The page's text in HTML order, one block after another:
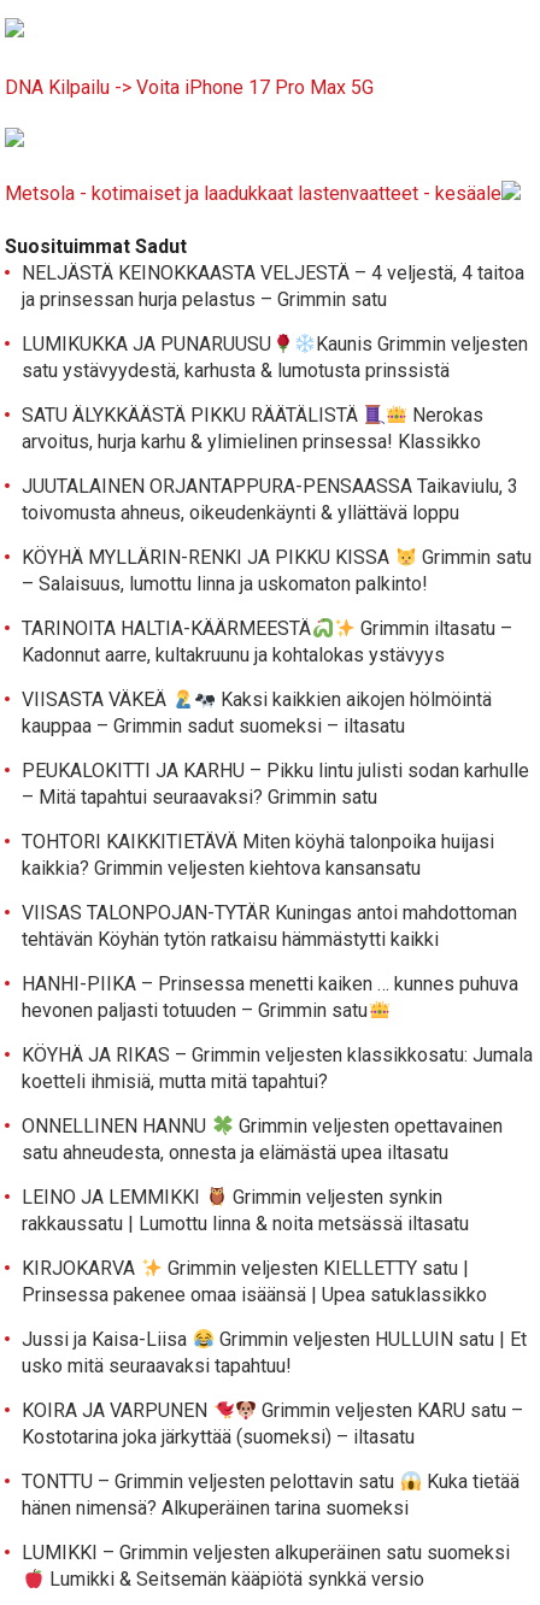
DNA Kilpailu -> Voita iPhone 17 Pro Max 5G
Metsola - kotimaiset ja laadukkaat lastenvaatteet - kesäale
Suosituimmat Sadut
NELJÄSTÄ KEINOKKAASTA VELJESTÄ – 4 veljestä, 4 taitoa
ja prinsessan hurja pelastus – Grimmin satu
LUMIKUKKA JA PUNARUUSU
Kaunis Grimmin veljesten
satu ystävyydestä, karhusta & lumotusta prinssistä
SATU ÄLYKKÄÄSTÄ PIKKU RÄÄTÄLISTÄ
Nerokas
arvoitus, hurja karhu & ylimielinen prinsessa! Klassikko
JUUTALAINEN ORJANTAPPURA-PENSAASSA Taikaviulu, 3
toivomusta ahneus, oikeudenkäynti & yllättävä loppu
KÖYHÄ MYLLÄRIN-RENKI JA PIKKU KISSA
Grimmin satu
– Salaisuus, lumottu linna ja uskomaton palkinto!
TARINOITA HALTIA-KÄÄRMEESTÄ
Grimmin iltasatu –
Kadonnut aarre, kultakruunu ja kohtalokas ystävyys
VIISASTA VÄKEÄ
Kaksi kaikkien aikojen hölmöintä
kauppaa – Grimmin sadut suomeksi – iltasatu
PEUKALOKITTI JA KARHU – Pikku lintu julisti sodan karhulle
– Mitä tapahtui seuraavaksi? Grimmin satu
TOHTORI KAIKKITIETÄVÄ Miten köyhä talonpoika huijasi
kaikkia? Grimmin veljesten kiehtova kansansatu
VIISAS TALONPOJAN-TYTÄR Kuningas antoi mahdottoman
tehtävän Köyhän tytön ratkaisu hämmästytti kaikki
HANHI-PIIKA – Prinsessa menetti kaiken … kunnes puhuva
hevonen paljasti totuuden – Grimmin satu
KÖYHÄ JA RIKAS – Grimmin veljesten klassikkosatu: Jumala
koetteli ihmisiä, mutta mitä tapahtui?
ONNELLINEN HANNU
Grimmin veljesten opettavainen
satu ahneudesta, onnesta ja elämästä upea iltasatu
LEINO JA LEMMIKKI
Grimmin veljesten synkin
rakkaussatu | Lumottu linna & noita metsässä iltasatu
KIRJOKARVA
Grimmin veljesten KIELLETTY satu |
Prinsessa pakenee omaa isäänsä | Upea satuklassikko
Jussi ja Kaisa-Liisa
Grimmin veljesten HULLUIN satu | Et
usko mitä seuraavaksi tapahtuu!
KOIRA JA VARPUNEN
Grimmin veljesten KARU satu –
Kostotarina joka järkyttää (suomeksi) – iltasatu
TONTTU – Grimmin veljesten pelottavin satu
Kuka tietää
hänen nimensä? Alkuperäinen tarina suomeksi
LUMIKKI – Grimmin veljesten alkuperäinen satu suomeksi
Lumikki & Seitsemän kääpiötä synkkä versio